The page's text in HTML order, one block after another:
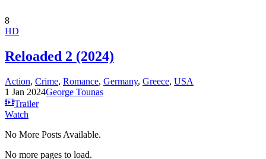
8
HD
Reloaded 2 (2024)
Action, Crime, Romance, Germany, Greece, USA
1 Jan 2024George Tounas
Trailer
Watch
No More Posts Available.
No more pages to load.